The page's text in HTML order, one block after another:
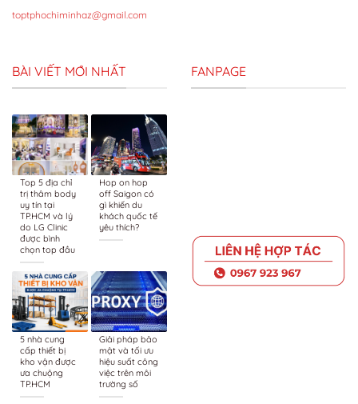
toptphochiminhaz@gmail.com
BÀI VIẾT MỚI NHẤT
Top 5 địa chỉ
trị thâm body
uy tín tại
TP.HCM và lý
do LG Clinic
được bình
chọn top đầu
Hop on hop
off Saigon có
gì khiến du
khách quốc tế
yêu thích?
5 nhà cung
cấp thiết bị
kho vận được
ưa chuộng
TP.HCM
Giải pháp bảo
mật và tối ưu
hiệu suất công
việc trên môi
trường số
FANPAGE